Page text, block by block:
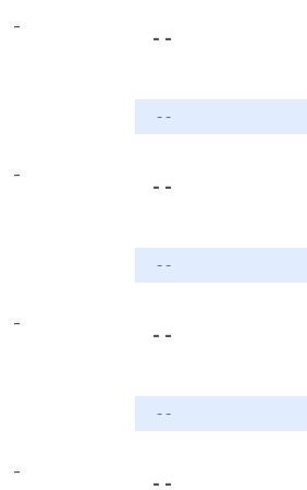
Lista de oficinas
-
- -
- -
-
- -
- -
-
- -
- -
-
- -